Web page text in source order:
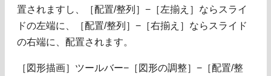
置されますし、［配置/整列］−［左揃え］ならスライ
ドの左端に、［配置/整列］−［右揃え］ならスライド
の右端に、配置されます。
［図形描画］ツールバー−［図形の調整］−［配置/整